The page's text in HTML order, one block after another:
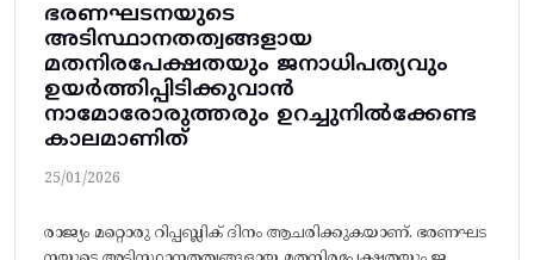
ഭരണഘടനയുടെ
അടിസ്ഥാനതത്വങ്ങളായ
മതനിരപേക്ഷതയും ജനാധിപത്യവും
ഉയർത്തിപ്പിടിക്കുവാൻ
നാമോരോരുത്തരും ഉറച്ചുനിൽക്കേണ്ട
കാലമാണിത്
25/01/2026
രാജ്യം മറ്റൊരു റിപ്പബ്ലിക് ദിനം ആചരിക്കുകയാണ്. ഭരണഘട